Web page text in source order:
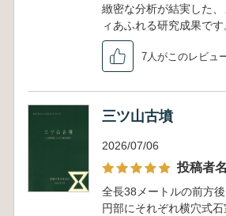
緻密な分析が結実した
ィあふれる研究成果です
7人がこのレビュ
三ツ山古墳
2026/07/06
投稿者
全長38メートルの前方
円部にそれぞれ横穴式